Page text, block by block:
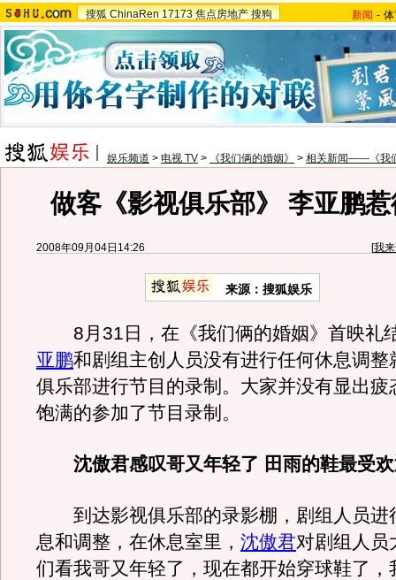
搜狐 ChinaRen 17173 焦点房地产 搜狗 新闻 -
娱乐频道 > 电视 TV > 《我们俩的婚姻》 > 相关新闻——《我
做客《影视俱乐部》 李亚鹏
2008年09月04日14:26 [我
来源：搜狐娱乐
8月31日，在《我们俩的婚姻》首映礼
亚鹏和剧组主创人员没有进行任何休息调整
俱乐部进行节目的录制。大家并没有显出疲
饱满的参加了节目录制。
沈傲君感叹哥又年轻了 田雨的鞋最受
到达影视俱乐部的录影棚，剧组人员进
息和调整，在休息室里， 沈傲君对剧组人员
们看我哥又年轻了，现在都开始穿球鞋了，